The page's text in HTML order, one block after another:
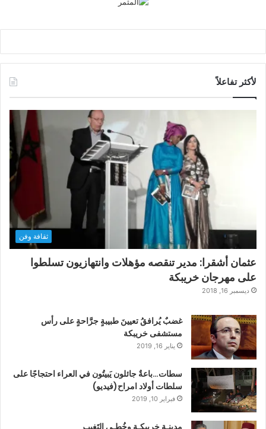
لأكثر تفاعلاً
ثقافة وفن
عثمان أشقرا: مدير تنقصه مؤهلات وانتهازيون تسلطوا
على مهرجان خريبكة
ديسمبر 16, 2018
غضبٌ يُرافقُ تعيينَ طبيبةٍ جرَّاحةٍ على رأس
مستشفى خريبكة
يناير 16, 2019
سطات…باعةٌ جائلون يَبيتُون في العراء احتجاجًا على
سلطات أولاد امراح(فيديو)
فبراير 10, 2019